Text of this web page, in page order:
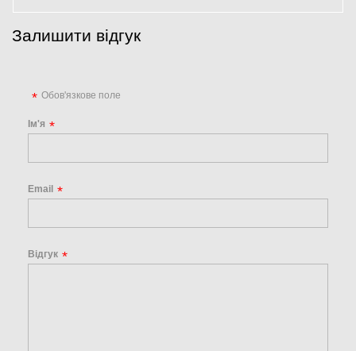
Залишити відгук
Обов'язкове поле
Ім'я
Email
Відгук